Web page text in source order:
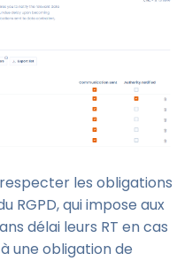
les obligations
RGPD, qui impose aux
délai leurs RT en cas
une obligation de